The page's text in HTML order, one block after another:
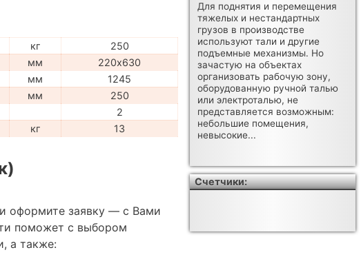
кг
250
мм
220х630
мм
1245
мм
250
2
кг 13
оформите заявку — с Вами
поможет с выбором
а также:
Для поднятия и перемещения
тяжелых и нестандартных
грузов в производстве
используют тали и другие
подъемные механизмы. Но
зачастую на объектах
организовать рабочую зону,
оборудованную ручной талью
или электроталью, не
представляется возможным:
небольшие помещения,
невысокие...
Счетчики: